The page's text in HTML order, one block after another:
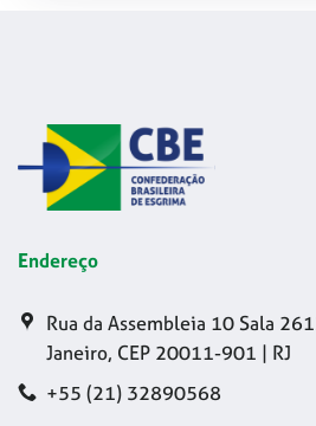
Endereço
Rua da Assembleia 10 Sala
Janeiro, CEP 20011-901 | RJ
+55 (21) 32890568